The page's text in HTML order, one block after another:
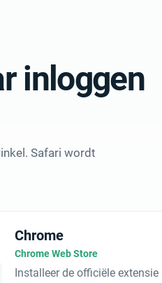
inloggen
Safari wordt
Chrome
Chrome Web Store
Installeer de officiële extensie